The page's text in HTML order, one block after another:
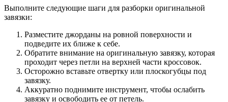
Выполните следующие шаги для разборки оригинальной
завязки:
Разместите джорданы на ровной поверхности и
подведите их ближе к себе.
Обратите внимание на оригинальную завязку, которая
проходит через петли на верхней части кроссовок.
Осторожно вставьте отвертку или плоскогубцы под
завязку.
Аккуратно поднимите инструмент, чтобы ослабить
завязку и освободить ее от петель.